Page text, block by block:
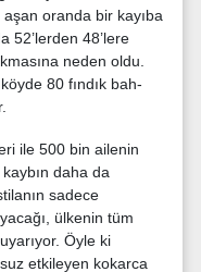
aşan oranda bir kayıba
52’lerden 48’lere
neden oldu.
80 fındık bah­
ile 500 bin ailenin
daha da
sa­dece
ülkenin tüm
Öyle ki
etkileyen kokar­ca